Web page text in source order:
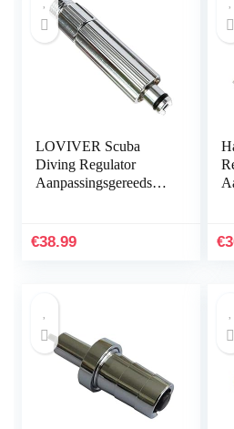
LOVIVER Scuba
Diving Regulator
Aanpassingsgereedscha
Aanpassingsgereedscha
€38.99 €